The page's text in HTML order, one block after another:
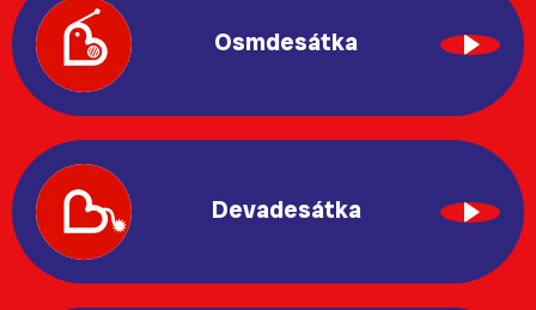
Osmdesátka
Devadesátka